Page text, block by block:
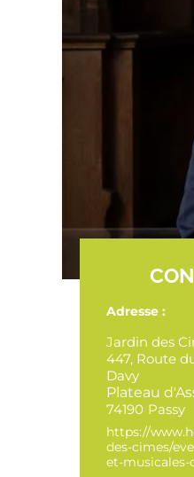
Adresse :
Jardin des
447, Route
Davy
Plateau
74190 Passy
https://
des-cimes/
et-musicales-